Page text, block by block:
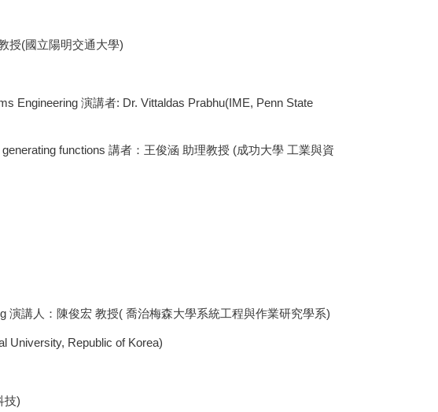
授(國立陽明交通大學)
Engineering 演講者: Dr. Vittaldas Prabhu(IME, Penn State
functions 講者：王俊涵 助理教授 (成功大學 工業與資
演講人：陳俊宏 教授( 喬治梅森⼤學系統⼯程與作業研究學系)
University, Republic of Korea)
技)